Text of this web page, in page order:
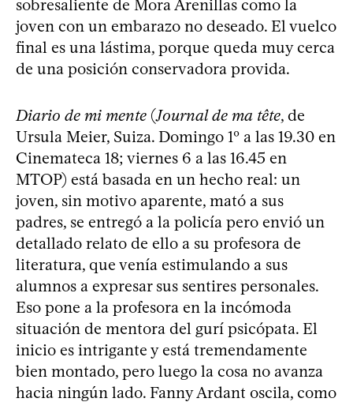
sobresaliente de Mora Arenillas como la
joven con un embarazo no deseado. El vuelco
final es una lástima, porque queda muy cerca
de una posición conservadora provida.
Diario de mi mente (Journal de ma tête, de
Ursula Meier, Suiza. Domingo 1º a las 19.30 en
Cinemateca 18; viernes 6 a las 16.45 en
MTOP) está basada en un hecho real: un
joven, sin motivo aparente, mató a sus
padres, se entregó a la policía pero envió un
detallado relato de ello a su profesora de
literatura, que venía estimulando a sus
alumnos a expresar sus sentires personales.
Eso pone a la profesora en la incómoda
situación de mentora del gurí psicópata. El
inicio es intrigante y está tremendamente
bien montado, pero luego la cosa no avanza
hacia ningún lado. Fanny Ardant oscila, como